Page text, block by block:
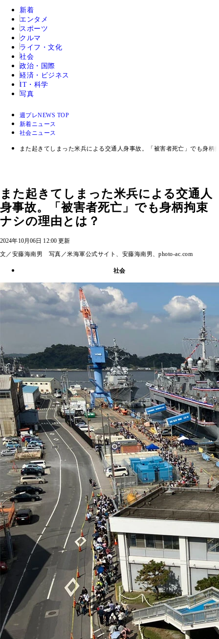
新着
エンタメ
スポーツ
クルマ
ライフ・文化
社会
政治・国際
経済・ビジネス
IT・科学
写真
週プレNEWS TOP
新着ニュース
社会ニュース
また起きてしまった米兵による交通人身事故。「被害者死亡」でも身柄
また起きてしまった米兵による交通人
身事故。「被害者死亡」でも身柄拘束
ナシの理由とは？
2024年10月06日 12:00 更新
文／安藤海南男 写真／米海軍公式サイト、安藤海南男、photo-ac.com
社会